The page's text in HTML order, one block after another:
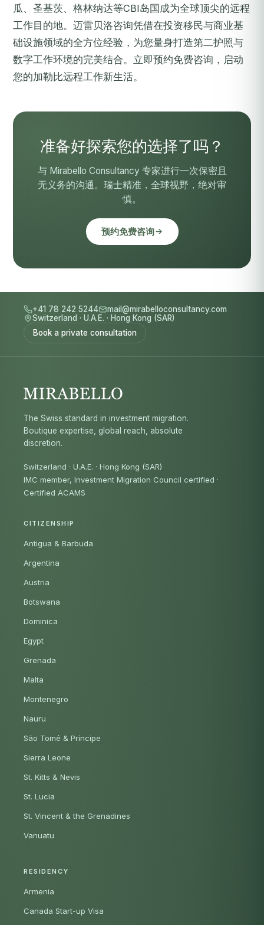
瓜、圣基茨、格林纳达等CBI岛国成为全球顶尖的远程
工作目的地。迈雷贝洛咨询凭借在投资移民与商业基
础设施领域的全方位经验，为您量身打造第二护照与
数字工作环境的完美结合。 立即预约免费咨询 ，启动
您的加勒比远程工作新生活。
准备好探索您的选择了吗？
与 Mirabello Consultancy 专家进行一次保密且
无义务的沟通。瑞士精准，全球视野，绝对审
慎。
预约免费咨询
+41 78 242 5244
mail@mirabelloconsultancy.com
Switzerland · U.A.E. · Hong Kong (SAR)
Book a private consultation
The Swiss standard in investment migration.
Boutique expertise, global reach, absolute
discretion.
Switzerland · U.A.E. · Hong Kong (SAR)
IMC member, Investment Migration Council certified ·
Certified ACAMS
CITIZENSHIP
Antigua & Barbuda
Argentina
Austria
Botswana
Dominica
Egypt
Grenada
Malta
Montenegro
Nauru
São Tomé & Príncipe
Sierra Leone
St. Kitts & Nevis
St. Lucia
St. Vincent & the Grenadines
Vanuatu
RESIDENCY
Armenia
Canada Start-up Visa